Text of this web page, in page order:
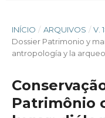
INÍCIO / ARQUIVOS / V.
Dossier Patrimonio y
antropología y la
Patrimônio